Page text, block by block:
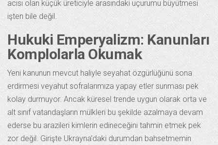
acısı olan küçük üreticiyle arasındaki uçurumu büyütmesi
işten bile değil.
Hukuki Emperyalizm: Kanunları
Komplolarla Okumak
Yeni kanunun mevcut haliyle seyahat özgürlüğünü sona
erdirmesi veyahut sofralarımıza yapay etler sunması pek
kolay durmuyor. Ancak küresel trende uygun olarak orta ve
alt sınıf vatandaşların mülkleri bu şekilde azalmaya devam
ederse bu arazileri kimlerin edineceğini tahmin etmek pek
zor değil. Girişte Ukrayna’daki durumdan bahsetmemin